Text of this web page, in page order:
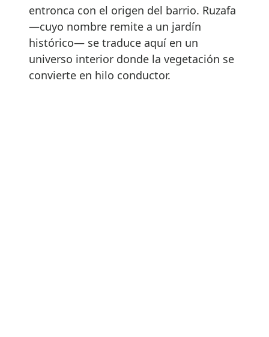
entronca con el origen del barrio. Ruzafa
—cuyo nombre remite a un jardín
histórico— se traduce aquí en un
universo interior donde la vegetación se
convierte en hilo conductor.